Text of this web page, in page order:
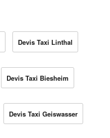
Devis Taxi Linthal
Devis Taxi Biesheim
Devis Taxi Geiswasser